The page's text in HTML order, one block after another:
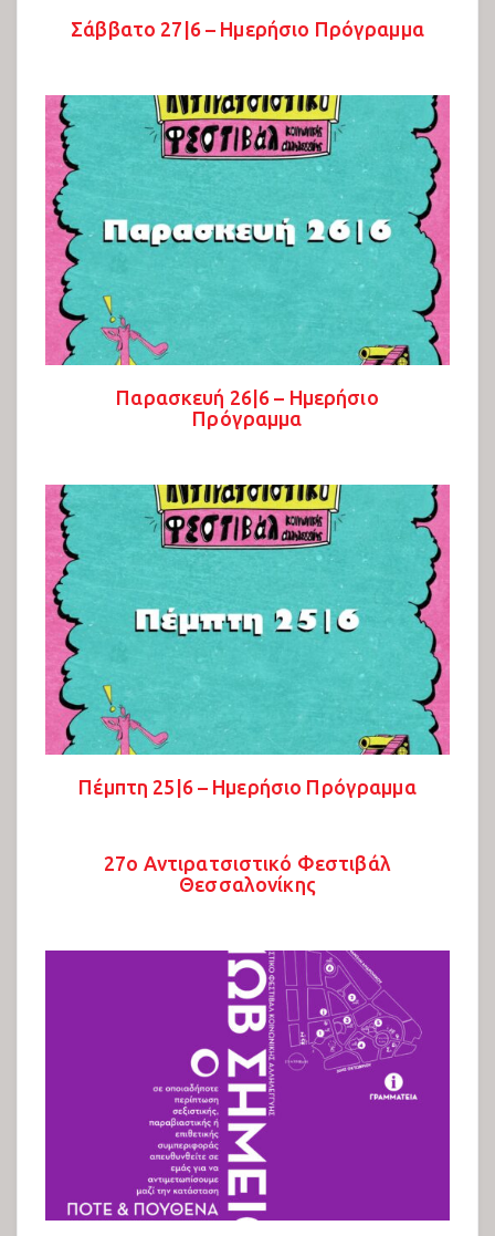
25o Αντιρατσιστικό Φεστιβάλ
Συζητήσεις 2024
Πολιτιστικό 2024
Εκθέσεις 2024
Παιδότοπος 2024
Συναυλίες Ανατολικής Σκηνής 2024
Συναυλίες Δυτικής Σκηνής 2024
26ο Αντιρατσιστικό Φεστιβάλ
Συναυλίες Δυτικής Σκηνής 2025
Συναυλίες Ανατολικής Σκηνής 2025
Συζητήσεις 2025
Πολιτιστικό 2025
Παιδότοπος 2025
Εκθέσεις 2025
فارسی
Σάββατο 27|6 – Ημερήσιο Πρόγραμμα
Παρασκευή 26|6 – Ημερήσιο
Πρόγραμμα
Πέμπτη 25|6 – Ημερήσιο Πρόγραμμα
27ο Αντιρατσιστικό Φεστιβάλ
Θεσσαλονίκης